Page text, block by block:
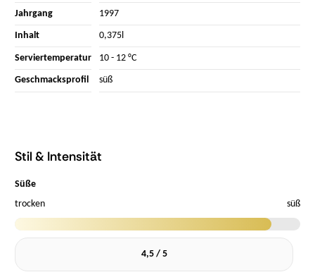
Jahrgang 1997
Inhalt 0,375l
Serviertemperatur 10 - 12 °C
Geschmacksprofil süß
Stil & Intensität
Süße
trocken
süß
4,5 / 5